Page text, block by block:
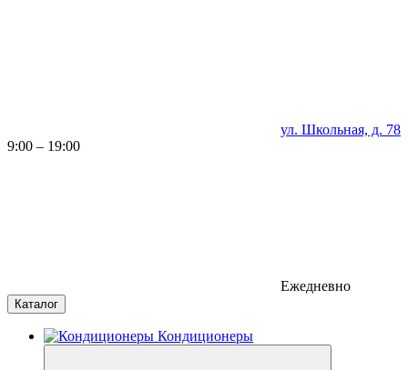
ул. Школьная, д. 78
9:00 – 19:00
Ежедневно
Каталог
Кондиционеры